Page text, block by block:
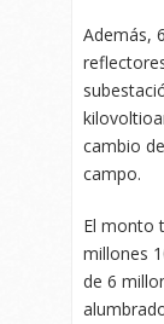
Además,
cambio
campo.
El monto
millones
de 6